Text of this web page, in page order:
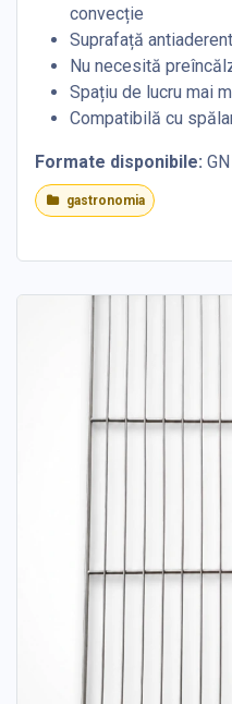
convecție
Suprafață
Nu necesită
Spațiu de lucru mai
Compatibilă cu
Formate disponibile:
gastronomia